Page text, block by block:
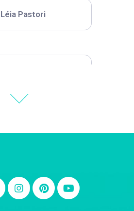
Léia Pastori
Carla Eschberger